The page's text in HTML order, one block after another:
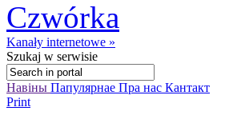
Kanały internetowe »
Szukaj w serwisie
Навіны Папулярнае Пра нас Кантакт
Print